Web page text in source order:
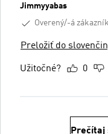
Jimmyyabas
Overený/-á
Preložiť do
Užitočné? 0
Prečítaj